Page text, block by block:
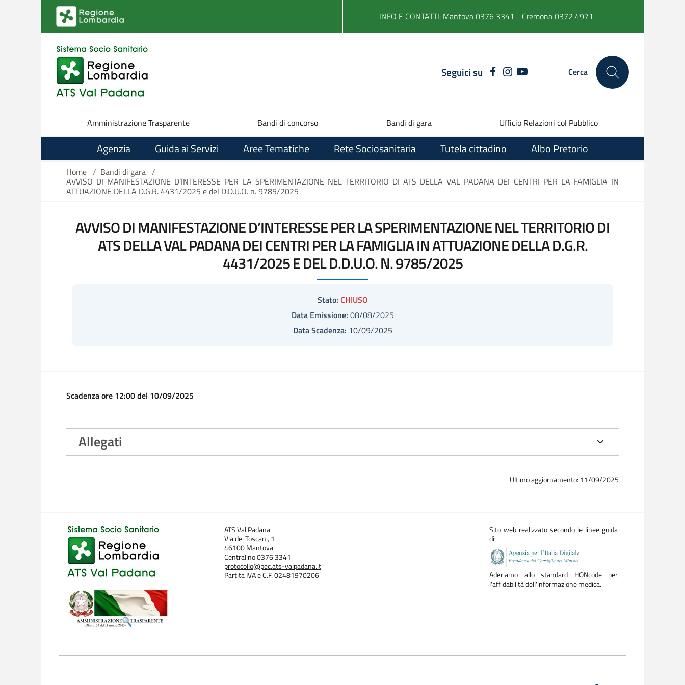
Salta al contenuto principale
INFO E CONTATTI: Mantova 0376 3341 - Cremona 0372 4971
Seguici suFACEBOOKINSTAGRAM
YOUTUBE Cerca
Amministrazione Trasparente Bandi di concorso Bandi di gara Ufficio Relazioni col Pubblico
Agenzia Guida ai Servizi Aree Tematiche Rete Sociosanitaria Tutela cittadino Albo Pretorio
Home / Bandi di gara /
AVVISO DI MANIFESTAZIONE D’INTERESSE PER LA SPERIMENTAZIONE NEL TERRITORIO DI ATS DELLA VAL PADANA DEI CENTRI PER LA FAMIGLIA IN
ATTUAZIONE DELLA D.G.R. 4431/2025 e del D.D.U.O. n. 9785/2025
AVVISO DI MANIFESTAZIONE D’INTERESSE PER LA SPERIMENTAZIONE NEL TERRITORIO DI
ATS DELLA VAL PADANA DEI CENTRI PER LA FAMIGLIA IN ATTUAZIONE DELLA D.G.R.
4431/2025 E DEL D.D.U.O. N. 9785/2025
Stato: CHIUSO
Data Emissione: 08/08/2025
Data Scadenza: 10/09/2025
Scadenza ore 12:00 del 10/09/2025
Allegati
Ultimo aggiornamento: 11/09/2025
ATS Val Padana
Via dei Toscani, 1
46100 Mantova
Centralino 0376 3341
protocollo@pec.ats-valpadana.it
Partita IVA e C.F. 02481970206
Sito web realizzato secondo le linee guida
di:
Aderiamo allo standard HONcode per
l'affidabilità dell'informazione medica.